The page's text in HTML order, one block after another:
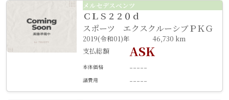
メルセデスベンツ
ＣＬＳ２２０ｄ
スポーツ エクスクルーシブＰＫＧ
2019(令和01)年
46,730 km
支払総額
ASK
本体価格 -----
諸費用 -----